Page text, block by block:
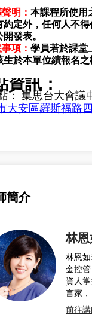
明： 本課程所使用
約定外，任何人不
發表。
項： 學員若於課堂
於本單位續報名之
資訊：
： 集思台大會議
大安區羅斯福路
簡介
林恩
林恩
金控
資人
言家
前往